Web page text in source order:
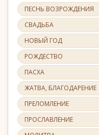
ПЕСНЬ ВОЗРОЖДЕНИЯ
СВАДЬБА
НОВЫЙ ГОД
РОЖДЕСТВО
ПАСХА
ЖАТВА, БЛАГОДАРЕНИЕ
ПРЕЛОМЛЕНИЕ
ПРОСЛАВЛЕНИЕ